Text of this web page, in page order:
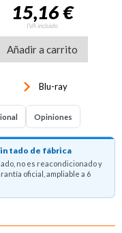
15,16 €
IVA incluido
Añadir a carrito
keyboard_arrow_right Blu-ray
Opiniones
de fábrica
no es reacondicionado y
oficial, ampliable a 6